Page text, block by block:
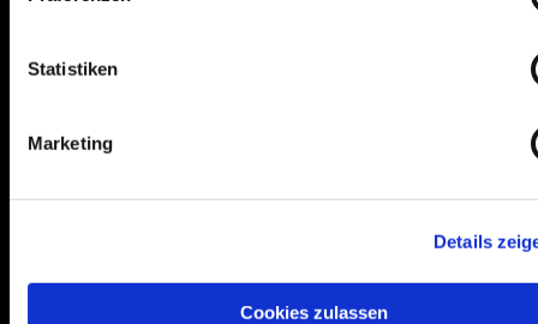
Statistiken
Marketing
Details
Cookies zulassen
Bitte akzeptieren Sie Marketing-Cookies,